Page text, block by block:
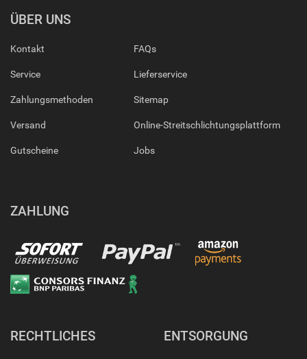
ÜBER UNS
Kontakt
Service
Zahlungsmethoden
Versand
Gutscheine
FAQs
Lieferservice
Sitemap
Online-Streitschlichtungsplattform
Jobs
ZAHLUNG
RECHTLICHES ENTSORGUNG